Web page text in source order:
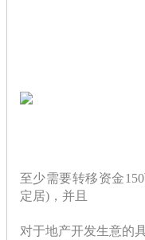
至少需要转移资金
定居)，并且
对于地产开发生意的